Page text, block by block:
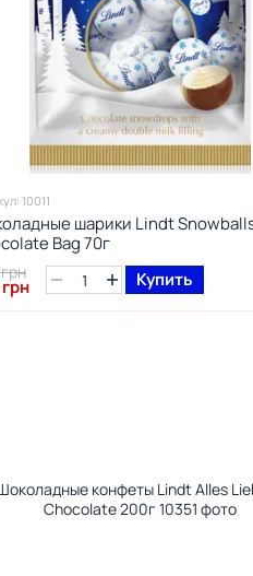
10011
шарики Lindt
Bag 70г
Купить